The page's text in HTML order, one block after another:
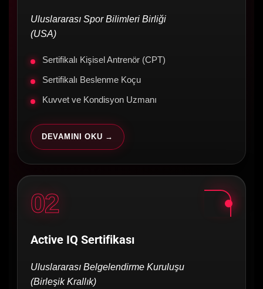
Uluslararası Spor Bilimleri Birliği
(USA)
Sertifikalı Kişisel Antrenör (CPT)
Sertifikalı Beslenme Koçu
Kuvvet ve Kondisyon Uzmanı
DEVAMINI OKU →
02
Active IQ Sertifikası
Uluslararası Belgelendirme Kuruluşu
(Birleşik Krallık)